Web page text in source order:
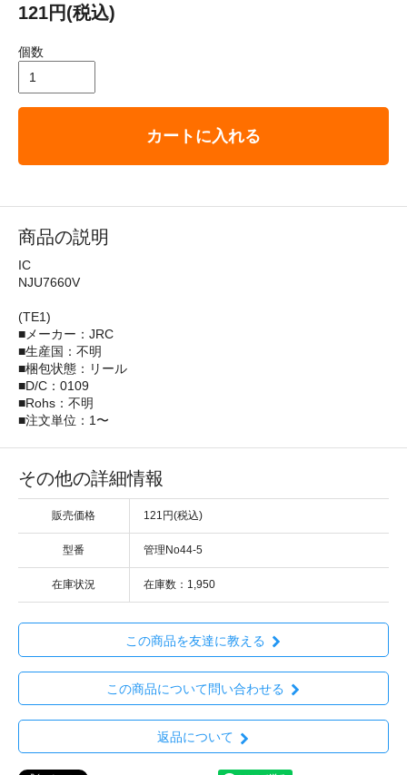
121円(税込)
個数
カートに入れる
商品の説明
IC
NJU7660V
(TE1)
■メーカー：JRC
■生産国：不明
■梱包状態：リール
■D/C：0109
■Rohs：不明
■注文単位：1〜
その他の詳細情報
販売価格 121円(税込)
型番 管理No44-5
在庫状況 在庫数：1,950
この商品を友達に教える
この商品について問い合わせる
返品について